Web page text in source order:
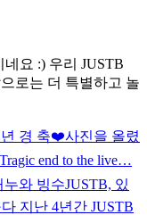
요 :) 우리 JUSTB
로는 더 특별하고 놀
년 경 축❤️사진을 올렸
Tragic end to the live…
누와 빙수JUSTB, 있
지난 4년간 JUSTB